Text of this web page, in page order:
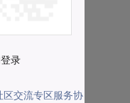
录
区交流专区服务协